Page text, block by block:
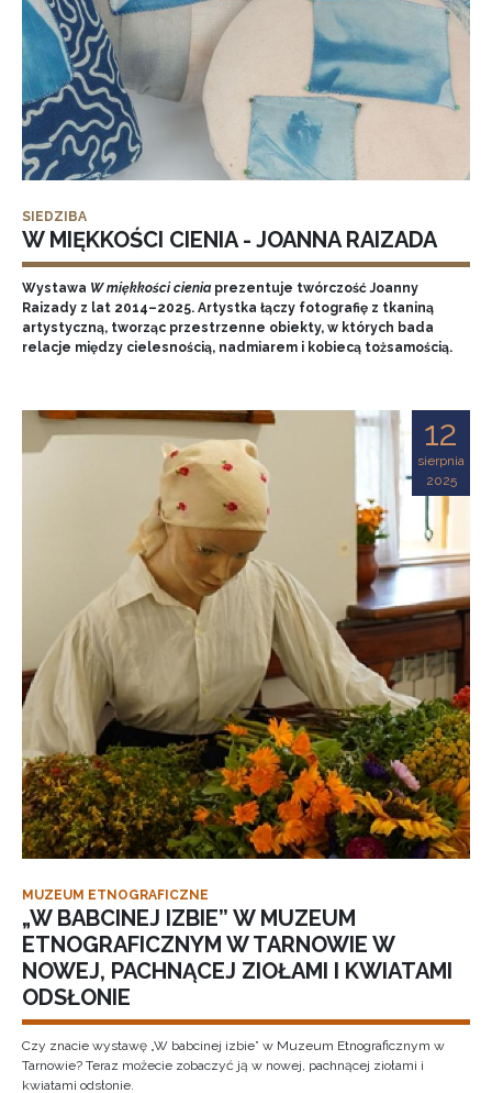
SIEDZIBA
W MIĘKKOŚCI CIENIA - JOANNA RAIZADA
Wystawa W miękkości cieniaprezentuje twórczość Joanny
Raizady z lat 2014–2025. Artystka łączy fotografię z tkaniną
artystyczną, tworząc przestrzenne obiekty, w których bada
relacje między cielesnością, nadmiarem i kobiecą tożsamością.
12
sierpnia
2025
MUZEUM ETNOGRAFICZNE
„W BABCINEJ IZBIE” W MUZEUM
ETNOGRAFICZNYM W TARNOWIE W
NOWEJ, PACHNĄCEJ ZIOŁAMI I KWIATAMI
ODSŁONIE
Czy znacie wystawę „W babcinej izbie” w Muzeum Etnograficznym w
Tarnowie? Teraz możecie zobaczyć ją w nowej, pachnącej ziołami i
kwiatami odsłonie.